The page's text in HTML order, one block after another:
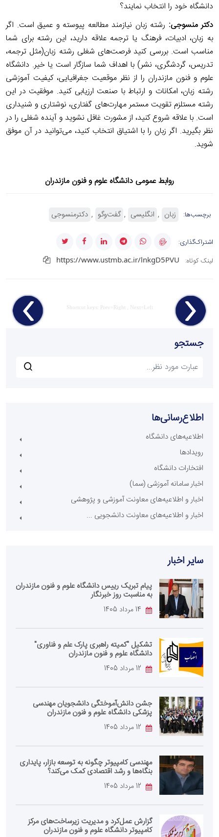
دانشگاه خود را انتخاب نمایند؟
دکترمنسوجی: رشته زبان نیازمند مطالعه پیوسته و عمیق است. اگر
به زبان، ادبیات، فرهنگ یا ترجمه علاقه دارید، این رشته برای شما
مناسب‌ است. بررسی کنید فرصت‌های شغلی رشته زبان(مثل ترجمه،
تدریس، گردشگری، نشر) با اهداف شما سازگار است یا خیر. دانشگاه
علوم و فنون مازندران را از نظر موقعیت جغرافیایی، کیفیت آموزشی
رشته زبان، امکانات و ارتباط با صنعت ارزیابی کنید. موفقیت در این
رشته مستلزم تقویت مستمر مهارت‌های گفتاری، نوشتاری و شنیداری
است. با علاقه شروع کنید، از مشورت غافل نشوید و آینده شغلی را در
نظر بگیرید. اگر زبان را با اشتیاق انتخاب کنید، می‌توانید در آن موفق
شوید.
روابط عمومی دانشگاه علوم و فنون مازندران
برچسب‌ها: زبان انگلیسی گفت‌وگو دکترمنسوجی
اشتراک‌گذاری:
لینک کوتاه:
https://www.ustmb.ac.ir/lnkgD5PVU
Shortcut keys: Prev=Right , Next=Left
جستجو
اطلاع‌رسانی‌ها
اطلاعیه‌های دانشگاه
رویدادها
افتخارات دانشگاه
اخبار سامانه آموزشی (سما)
اخبار و اطلاعیه‌های معاونت آموزشی و پژوهشی
اخبار و اطلاعیه‌های معاونت دانشجویی ...
سایر اخبار
پیام تبریک رییس دانشگاه علوم و فنون مازندران
به مناسبت روز خبرنگار
تشکیل "کمیته راهبری پارک علم و فناوری"
دانشگاه علوم و فنون مازندران
جشن دانش‌آموختگی دانشجویان مهندسی
پزشکی دانشگاه علوم و فنون مازندران
مهندسی کامپیوتر چگونه به توسعه بازار، پایداری
بنگاه‌ها و رشد اقتصادی کمک می‌کند؟
گزارش عمل‌کرد و مدیریت زیرساخت‌های مرکز
کامپیوتر دانشگاه علوم و فنون مازندران